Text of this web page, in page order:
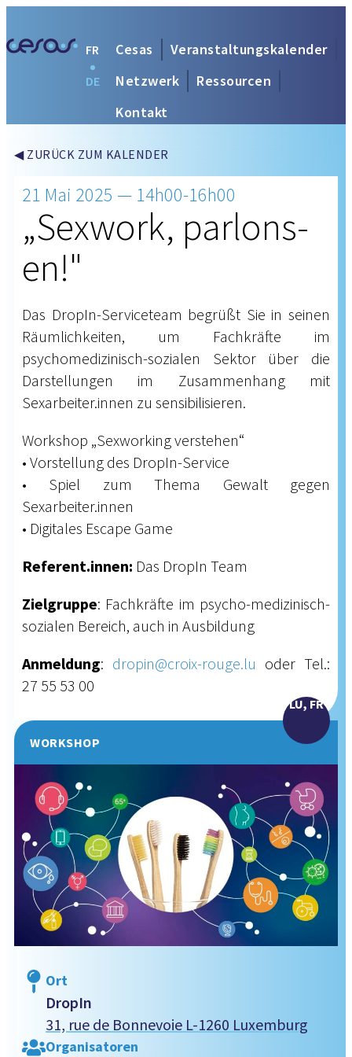
Cesas
Veranstaltungskalender
Netzwerk
Ressourcen
Kontakt
FR
DE
◀ ZURÜCK ZUM KALENDER
21 Mai 2025 — 14h00-16h00
„Sexwork, parlons-
en!"
Das DropIn-Serviceteam begrüßt Sie in seinen
Räumlichkeiten, um Fachkräfte im
psychomedizinisch-sozialen Sektor über die
Darstellungen im Zusammenhang mit
Sexarbeiter.innen zu sensibilisieren.
Workshop „Sexworking verstehen“
• Vorstellung des DropIn-Service
• Spiel zum Thema Gewalt gegen
Sexarbeiter.innen
• Digitales Escape Game
Referent.innen: Das DropIn Team
Zielgruppe: Fachkräfte im psycho-medizinisch-
sozialen Bereich, auch in Ausbildung
Anmeldung: dropin@croix-rouge.lu oder Tel.:
27 55 53 00
WORKSHOP
LU, FR
Ort
DropIn
31, rue de Bonnevoie L-1260 Luxemburg
Organisatoren